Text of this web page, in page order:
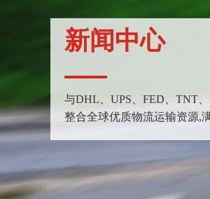
新闻中心
与DHL、UPS、FED、TNT
整合全球优质物流运输资源,